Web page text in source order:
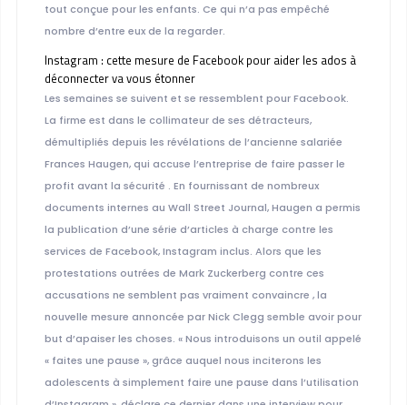
tout conçue pour les enfants. Ce qui n’a pas empêché
nombre d’entre eux de la regarder.
Instagram : cette mesure de Facebook pour aider les ados à
déconnecter va vous étonner
Les semaines se suivent et se ressemblent pour Facebook.
La firme est dans le collimateur de ses détracteurs,
démultipliés depuis les révélations de l’ancienne salariée
Frances Haugen, qui accuse l’entreprise de faire passer le
profit avant la sécurité . En fournissant de nombreux
documents internes au Wall Street Journal, Haugen a permis
la publication d’une série d’articles à charge contre les
services de Facebook, Instagram inclus. Alors que les
protestations outrées de Mark Zuckerberg contre ces
accusations ne semblent pas vraiment convaincre , la
nouvelle mesure annoncée par Nick Clegg semble avoir pour
but d’apaiser les choses. « Nous introduisons un outil appelé
« faites une pause », grâce auquel nous inciterons les
adolescents à simplement faire une pause dans l’utilisation